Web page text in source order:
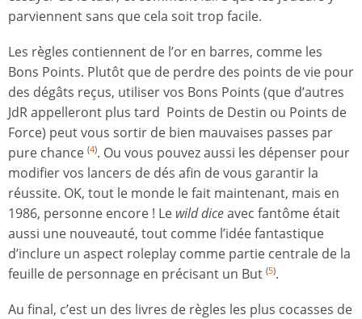
parviennent sans que cela soit trop facile.
Les règles contiennent de l’or en barres, comme les
Bons Points. Plutôt que de perdre des points de vie pour
des dégâts reçus, utiliser vos Bons Points (que d’autres
JdR appelleront plus tard Points de Destin ou Points de
Force) peut vous sortir de bien mauvaises passes par
pure chance (4). Ou vous pouvez aussi les dépenser pour
modifier vos lancers de dés afin de vous garantir la
réussite. OK, tout le monde le fait maintenant, mais en
1986, personne encore ! Le wild diceavec fantôme était
aussi une nouveauté, tout comme l’idée fantastique
d’inclure un aspect roleplay comme partie centrale de la
feuille de personnage en précisant un But (5).
Au final, c’est un des livres de règles les plus cocasses de